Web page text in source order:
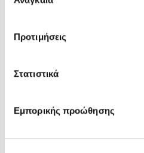
Προτιμήσεις
Στατιστικά
Εμπορικής προώθησης
Joe De Sena